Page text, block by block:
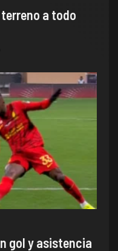
a todo
gol y asistencia